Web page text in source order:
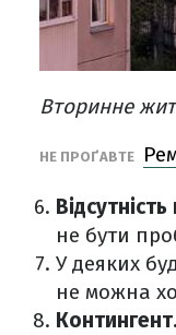
Вторинне
НЕ ПРОҐАВТЕ
не бути
У деяких
не можна
Контингент.